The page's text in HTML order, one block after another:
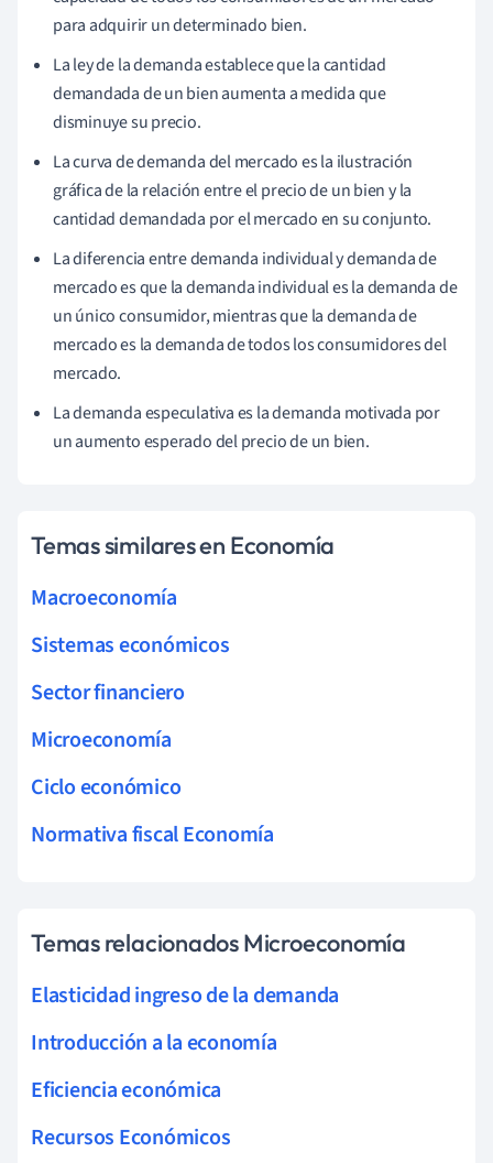
para adquirir un determinado bien.
La ley de la demanda establece que la cantidad
demandada de un bien aumenta a medida que
disminuye su precio.
La curva de demanda del mercado es la ilustración
gráfica de la relación entre el precio de un bien y la
cantidad demandada por el mercado en su conjunto.
La diferencia entre demanda individual y demanda de
mercado es que la demanda individual es la demanda de
un único consumidor, mientras que la demanda de
mercado es la demanda de todos los consumidores del
mercado.
La demanda especulativa es la demanda motivada por
un aumento esperado del precio de un bien.
Temas similares en Economía
Macroeconomía
Sistemas económicos
Sector financiero
Microeconomía
Ciclo económico
Normativa fiscal Economía
Temas relacionados Microeconomía
Elasticidad ingreso de la demanda
Introducción a la economía
Eficiencia económica
Recursos Económicos